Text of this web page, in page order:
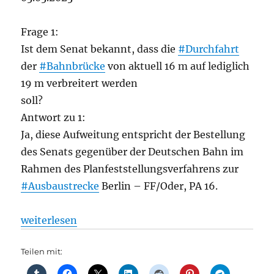
Frage 1:
Ist dem Senat bekannt, dass die #Durchfahrt
der #Bahnbrücke von aktuell 16 m auf lediglich
19 m verbreitert werden
soll?
Antwort zu 1:
Ja, diese Aufweitung entspricht der Bestellung
des Senats gegenüber der Deutschen Bahn im
Rahmen des Planfeststellungsverfahrens zur
#Ausbaustrecke Berlin – FF/Oder, PA 16.
„Straßenverkehr: Aufweitung der S-Bahn-Brücke
weiterlesen
Teilen mit: